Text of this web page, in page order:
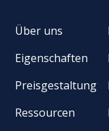
Über uns
Eigenschaften
Preisgestaltung
Ressourcen